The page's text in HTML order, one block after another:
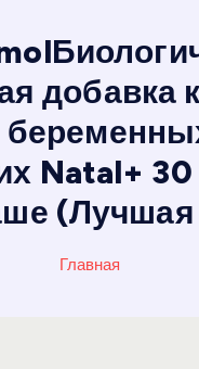
добавка
Natal+ 30
(Лучшая
Главная